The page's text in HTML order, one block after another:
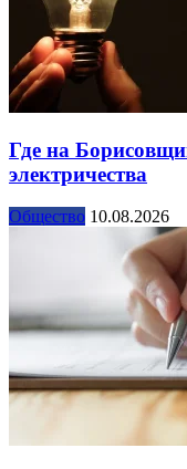
Где на
электричества
Общество 10.08.2026